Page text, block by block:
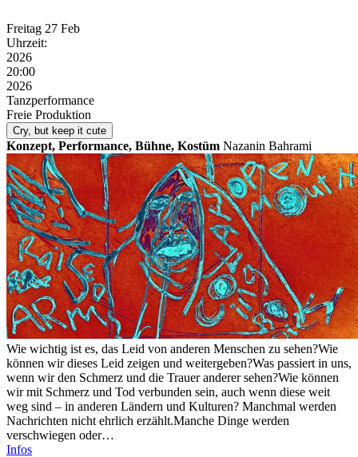
Freitag 27 Feb
Uhrzeit:
2026
20:00
2026
Tanzperformance
Freie Produktion
Cry, but keep it cute
Konzept, Performance, Bühne, Kostüm Nazanin Bahrami
Wie wichtig ist es, das Leid von anderen Menschen zu sehen?Wie
können wir dieses Leid zeigen und weitergeben?Was passiert in uns,
wenn wir den Schmerz und die Trauer anderer sehen?Wie können
wir mit Schmerz und Tod verbunden sein, auch wenn diese weit
weg sind – in anderen Ländern und Kulturen? Manchmal werden
Nachrichten nicht ehrlich erzählt.Manche Dinge werden
verschwiegen oder…
Infos